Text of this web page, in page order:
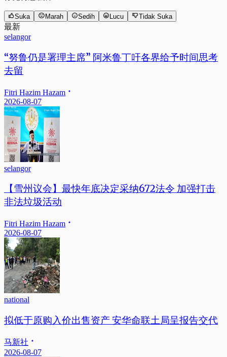
Suka Marah Sedih Lucu Tidak Suka
最新
selangor
“努鲁仍是署理主席” 阿米鲁丁吁各界给予时间思考
去留
Fitri Hazim Hazam
2026-08-07
selangor
【雪州议会】最快年底决定采纳672法令 加强打击
非法垃圾活动
Fitri Hazim Hazam
2026-08-07
national
拟低于原购入价出售资产 安华命联土局呈报告交代
马新社
2026-08-07